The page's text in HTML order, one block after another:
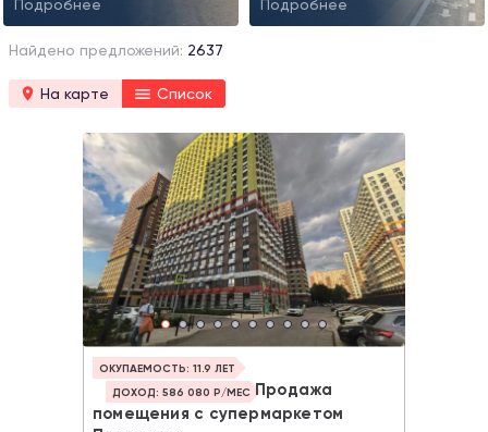
Подробнее
Подробнее
Найдено предложений: 2637
На карте Список
ОКУПАЕМОСТЬ: 11.9 ЛЕТ
ДОХОД: 586 080 Р/МЕС Продажа
помещения с супермаркетом